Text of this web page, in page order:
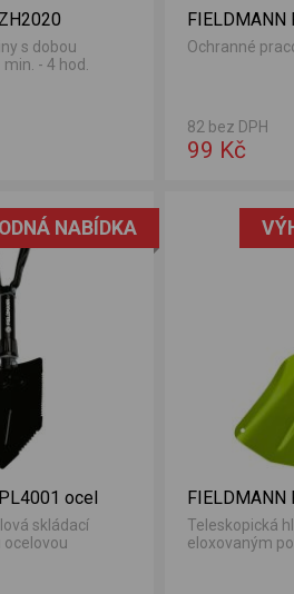
s dobou
- 4 hod.
FIELDMANN
Ochranné
82 bez DPH
99 Kč
NABÍDKA
ocel
skládací
ocelovou
FIELDMANN
Teleskopická
eloxovaným